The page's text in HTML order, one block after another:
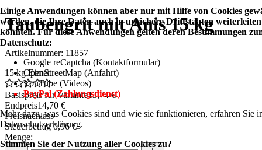
Taubengrit mit Anis 15 kg
Artikelnummer: 11857
15 kg Eimer
Basispreis für Variante13,74 €
Endpreis14,70 €
Preisnachlass
Steuerbetrag0,96 €
Menge:
Einige Anwendungen können aber nur mit Hilfe von Cookies
werden, die Ihre Daten auch in unsichere Drittstaaten weiterleiten
könnten. Für diese Anwendungen gelten deren Bestimmungen
Datenschutz:
Google reCaptcha (Kontaktformular)
OpenStreetMap (Anfahrt)
YouTube (Videos)
PayPal (Zahlungsdienst)
Mehr dazu, was Cookies sind und wie sie funktionieren, erfahren Sie
Datenschutzerklärung.
Stimmen Sie der Nutzung aller Cookies zu?